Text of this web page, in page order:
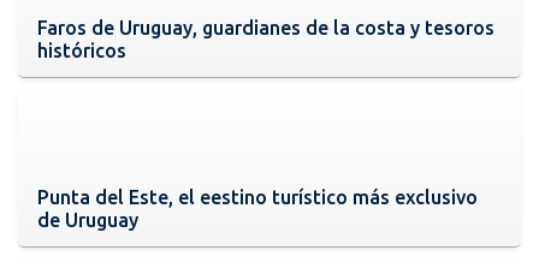
Faros de Uruguay, guardianes de la costa y tesoros
históricos
Punta del Este, el eestino turístico más exclusivo
de Uruguay